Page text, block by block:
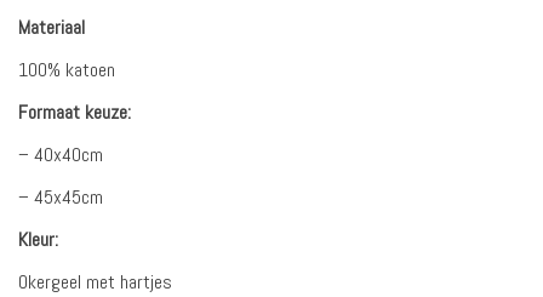
Materiaal
100% katoen
Formaat keuze:
– 40x40cm
– 45x45cm
Kleur:
Okergeel met hartjes